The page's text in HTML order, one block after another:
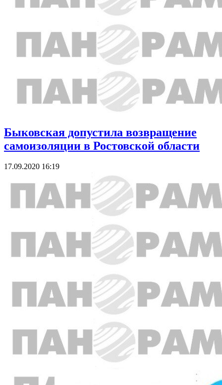
Быковская допустила возвращение
самоизоляции в Ростовской области
17.09.2020 16:19